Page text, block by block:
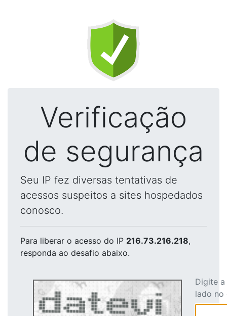
Verificação
de segurança
Seu IP fez diversas tentativas de
acessos suspeitos a sites hospedados
conosco.
Para liberar o acesso do IP 216.73.216.218,
responda ao desafio abaixo.
Digite
lado no